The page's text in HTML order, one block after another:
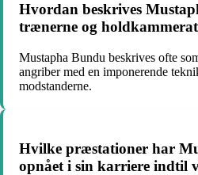
Hvordan beskrives
trænerne og
Mustapha Bundu beskrives ofte
angriber med en imponerende
modstanderne.
Hvilke præstationer har
opnået i sin karriere indtil